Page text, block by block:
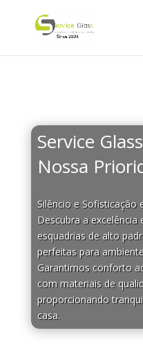
Service Glass
Nossa
Silêncio e Sofisticação
Descubra a excelência
esquadrias de alto
perfeitas para
Garantimos conforto
com materiais de
proporcionando
casa.